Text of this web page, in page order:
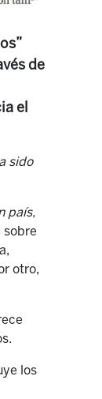
de
el
sido
país,
sobre
otro,
los